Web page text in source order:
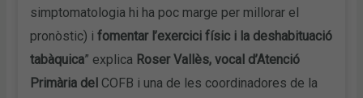
simptomatologia hi ha poc marge per millorar el
pronòstic) ifomentar l’exercici físic i la deshabituació
tabàquica” explica Roser Vallès, vocal d’Atenció
Primària del COFB i una de les coordinadores de la